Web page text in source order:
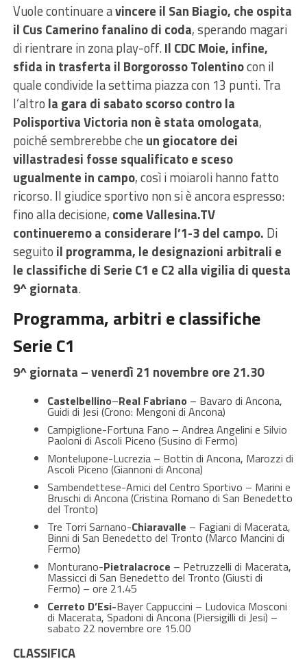
Vuole continuare avincere il San Biagio, che ospita
il Cus Camerino fanalino di coda, sperando magari
di rientrare in zona play-off.Il CDC Moie, infine,
sfida in trasferta il Borgorosso Tolentinocon il
quale condivide la settima piazza con 13 punti. Tra
l’altro la gara di sabato scorso contro la
Polisportiva Victoria non è stata omologata,
poiché sembrerebbe che un giocatore dei
villastradesi fosse squalificato e sceso
ugualmente in campo, così i moiaroli hanno fatto
ricorso. Il giudice sportivo non si è ancora espresso:
fino alla decisione, come Vallesina.TV
continueremo a considerare l’1-3 del campo. Di
seguito il programma, le designazioni arbitrali e
le classifiche di Serie C1 e C2 alla vigilia di questa
9^ giornata.
Programma, arbitri e classifiche
Serie C1
9^ giornata – venerdì 21 novembre ore 21.30
Castelbellino–Real Fabriano – Bavaro di Ancona,
Guidi di Jesi (Crono: Mengoni di Ancona)
Campiglione-Fortuna Fano – Andrea Angelini e Silvio
Paoloni di Ascoli Piceno (Susino di Fermo)
Montelupone-Lucrezia – Bottin di Ancona, Marozzi di
Ascoli Piceno (Giannoni di Ancona)
Sambendettese-Amici del Centro Sportivo – Marini e
Bruschi di Ancona (Cristina Romano di San Benedetto
del Tronto)
Tre Torri Sarnano-Chiaravalle – Fagiani di Macerata,
Binni di San Benedetto del Tronto (Marco Mancini di
Fermo)
Monturano-Pietralacroce – Petruzzelli di Macerata,
Massicci di San Benedetto del Tronto (Giusti di
Fermo) – ore 21.45
Cerreto D’Esi-Bayer Cappuccini – Ludovica Mosconi
di Macerata, Spadoni di Ancona (Piersigilli di Jesi) –
sabato 22 novembre ore 15.00
CLASSIFICA